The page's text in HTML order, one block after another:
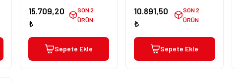
15.709,20
₺
SON 2
ÜRÜN
Sepete Ekle
10.891,50
₺
SON 2
ÜRÜN
Sepete Ekle